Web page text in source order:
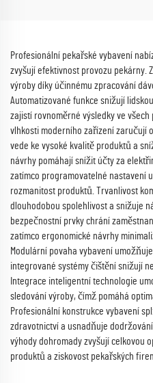
Profesionální pekařské vybavení
zvyšují efektivnost provozu pekárny.
výroby díky účinnému zpracování
Automatizované funkce snižují
zajistí rovnoměrné výsledky ve
vlhkosti moderního zařízení zaručují
vede ke vysoké kvalitě produktů a
návrhy pomáhají snížit účty za
zatímco programovatelné nastavení
rozmanitost produktů. Trvanlivost
dlouhodobou spolehlivost a snižuje
bezpečnostní prvky chrání
zatímco ergonomické návrhy
Modulární povaha vybavení
integrované systémy čištění snižují
Integrace inteligentní technologie
sledování výroby, čímž pomáhá
Profesionální konstrukce vybavení
zdravotnictví a usnadňuje
výhody dohromady zvyšují celkovou
produktů a ziskovost pekařských